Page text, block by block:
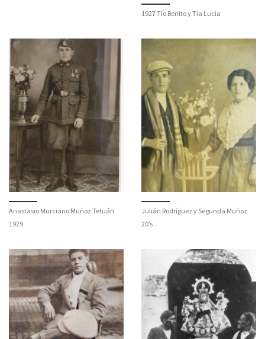
1927 Tío Benito y Tía Lucia
Anastasio Murciano Muñoz Tetuán
1929
Julián Rodríguez y Segunda Muñoz
20’s